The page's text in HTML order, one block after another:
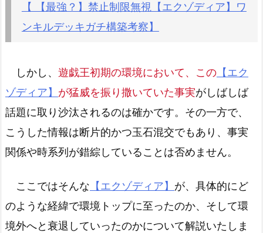
【 【最強？】禁止制限無視【エクゾディア】ワ
ンキルデッキガチ構築考察】
しかし、 遊戯王初期の環境において、この 【エク
ゾディア】 が猛威を振り撒いていた事実がしばしば
話題に取り沙汰されるのは確かです。その一方で、
こうした情報は断片的かつ玉石混交でもあり、事実
関係や時系列が錯綜していることは否めません。
ここではそんな 【エクゾディア】 が、具体的にど
のような経緯で環境トップに至ったのか、そして環
境外へと衰退していったのかについて解説いたしま